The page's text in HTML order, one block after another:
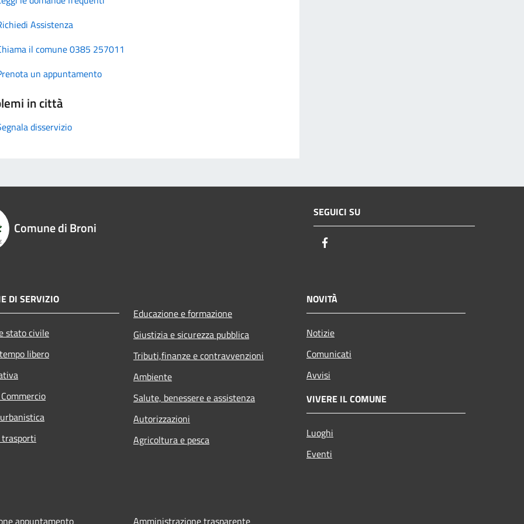
Assistenza
il comune 0385 257011
un appuntamento
in città
disservizio
Comune di Broni
SEGUICI SU
DI SERVIZIO
stato civile
libero
Educazione e formazione
Giustizia e sicurezza pubblica
Tributi,finanze e contravvenzioni
Ambiente
Salute, benessere e assistenza
Autorizzazioni
Agricoltura e pesca
NOVITÀ
Notizie
Comunicati
Avvisi
VIVERE IL COMUNE
Luoghi
Eventi
appuntamento Amministrazione trasparente